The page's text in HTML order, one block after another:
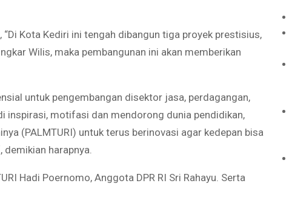
Kota Kediri ini tengah dibangun tiga proyek prestisius,
Wilis, maka pembangunan ini akan memberikan
untuk pengembangan disektor jasa, perdagangan,
inspirasi, motifasi dan mendorong dunia pendidikan,
(PALMTURI) untuk terus berinovasi agar kedepan bisa
harapnya.
Hadi Poernomo, Anggota DPR RI Sri Rahayu. Serta